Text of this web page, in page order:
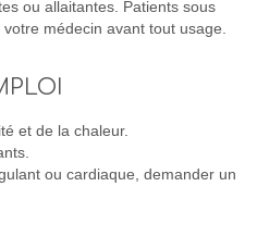
ou allaitantes. Patients sous
médecin avant tout usage.
et de la chaleur.
ou cardiaque, demander un